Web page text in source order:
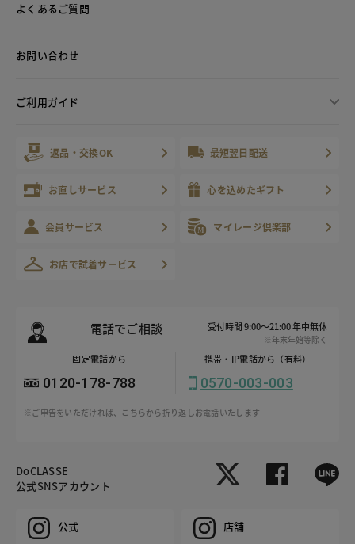
よくあるご質問
お問い合わせ
ご利用ガイド
返品・交換OK 最短翌日配送
お直しサービス 心を込めたギフト
会員サービス マイレージ倶楽部
お店で試着サービス
電話でご相談 受付時間 9:00～21:00 年中無休
※年末年始等除く
固定電話から
0120-178-788
携帯・IP電話から（有料）
0570-003-003
※ご申告をいただければ、こちらから折り返しお電話いたします
DoCLASSE
公式SNSアカウント
公式 店舗